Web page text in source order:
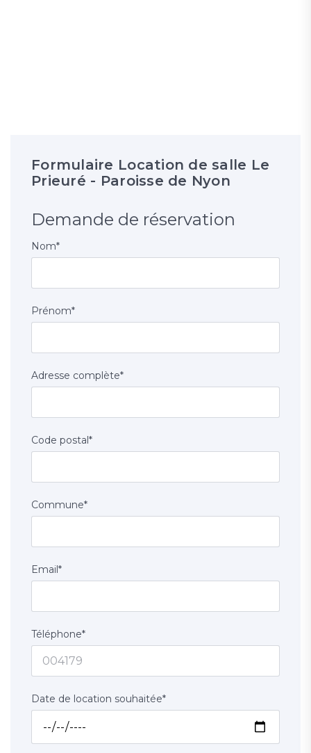
Formulaire Location de salle Le
Prieuré - Paroisse de Nyon
Demande de réservation
Nom*
Prénom*
Adresse complète*
Code postal*
Commune*
Email*
Téléphone*
Date de location souhaitée*